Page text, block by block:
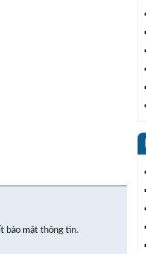
bảo mật thông tin.